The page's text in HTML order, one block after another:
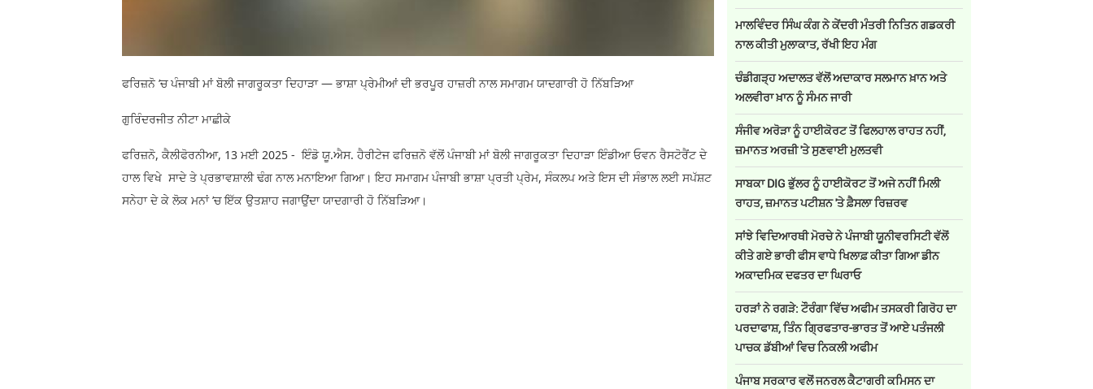
ਫਰਿਜ਼ਨੋ ’ਚ ਪੰਜਾਬੀ ਮਾਂ ਬੋਲੀ ਜਾਗਰੂਕਤਾ ਦਿਹਾੜਾ — ਭਾਸ਼ਾ ਪ੍ਰੇਮੀਆਂ ਦੀ ਭਰਪੂਰ ਹਾਜ਼ਰੀ ਨਾਲ ਸਮਾਗਮ ਯਾਦਗਾਰੀ ਹੋ ਨਿੱਬੜਿਆ
ਗੁਰਿੰਦਰਜੀਤ ਨੀਟਾ ਮਾਛੀਕੇ
ਫਰਿਜ਼ਨੋ, ਕੈਲੀਫੋਰਨੀਆ, 13 ਮਈ 2025 - ਇੰਡੋ ਯੂ.ਐਸ. ਹੈਰੀਟੇਜ ਫਰਿਜ਼ਨੋ ਵੱਲੋਂ ਪੰਜਾਬੀ ਮਾਂ ਬੋਲੀ ਜਾਗਰੂਕਤਾ ਦਿਹਾੜਾ ਇੰਡੀਆ ਓਵਨ ਰੈਸਟੋਰੈਂਟ ਦੇ
ਹਾਲ ਵਿਖੇ ਸਾਦੇ ਤੇ ਪ੍ਰਭਾਵਸ਼ਾਲੀ ਢੰਗ ਨਾਲ ਮਨਾਇਆ ਗਿਆ। ਇਹ ਸਮਾਗਮ ਪੰਜਾਬੀ ਭਾਸ਼ਾ ਪ੍ਰਤੀ ਪ੍ਰੇਮ, ਸੰਕਲਪ ਅਤੇ ਇਸ ਦੀ ਸੰਭਾਲ ਲਈ ਸਪੱਸ਼ਟ
ਸਨੇਹਾ ਦੇ ਕੇ ਲੋਕ ਮਨਾਂ ’ਚ ਇੱਕ ਉਤਸ਼ਾਹ ਜਗਾਉਂਦਾ ਯਾਦਗਾਰੀ ਹੋ ਨਿੱਬੜਿਆ।
ਮਾਲਵਿੰਦਰ ਸਿੰਘ ਕੰਗ ਨੇ ਕੇਂਦਰੀ ਮੰਤਰੀ ਨਿਤਿਨ ਗਡਕਰੀ
ਨਾਲ ਕੀਤੀ ਮੁਲਾਕਾਤ, ਰੱਖੀ ਇਹ ਮੰਗ
ਚੰਡੀਗੜ੍ਹ ਅਦਾਲਤ ਵੱਲੋਂ ਅਦਾਕਾਰ ਸਲਮਾਨ ਖ਼ਾਨ ਅਤੇ
ਅਲਵੀਰਾ ਖ਼ਾਨ ਨੂੰ ਸੰਮਨ ਜਾਰੀ
ਸੰਜੀਵ ਅਰੋੜਾ ਨੂੰ ਹਾਈਕੋਰਟ ਤੋਂ ਫਿਲਹਾਲ ਰਾਹਤ ਨਹੀਂ,
ਜ਼ਮਾਨਤ ਅਰਜ਼ੀ 'ਤੇ ਸੁਣਵਾਈ ਮੁਲਤਵੀ
ਸਾਬਕਾ DIG ਭੁੱਲਰ ਨੂੰ ਹਾਈਕੋਰਟ ਤੋਂ ਅਜੇ ਨਹੀਂ ਮਿਲੀ
ਰਾਹਤ, ਜ਼ਮਾਨਤ ਪਟੀਸ਼ਨ 'ਤੇ ਫ਼ੈਸਲਾ ਰਿਜ਼ਰਵ
ਸਾਂਝੇ ਵਿਦਿਆਰਥੀ ਮੋਰਚੇ ਨੇ ਪੰਜਾਬੀ ਯੂਨੀਵਰਸਿਟੀ ਵੱਲੋਂ
ਕੀਤੇ ਗਏ ਭਾਰੀ ਫੀਸ ਵਾਧੇ ਖਿਲਾਫ਼ ਕੀਤਾ ਗਿਆ ਡੀਨ
ਅਕਾਦਮਿਕ ਦਫਤਰ ਦਾ ਘਿਰਾਓ
ਹਰੜਾਂ ਨੇ ਰਗੜੇ: ਟੌਰੰਗਾ ਵਿੱਚ ਅਫੀਮ ਤਸਕਰੀ ਗਿਰੋਹ ਦਾ
ਪਰਦਾਫਾਸ਼, ਤਿੰਨ ਗ੍ਰਿਫਤਾਰ-ਭਾਰਤ ਤੋਂ ਆਏ ਪਤੰਜਲੀ
ਪਾਚਕ ਡੱਬੀਆਂ ਵਿਚ ਨਿਕਲੀ ਅਫੀਮ
ਪੰਜਾਬ ਸਰਕਾਰ ਵਲੋਂ ਜਨਰਲ ਕੈਟਾਗਰੀ ਕਮਿਸਨ ਦਾ